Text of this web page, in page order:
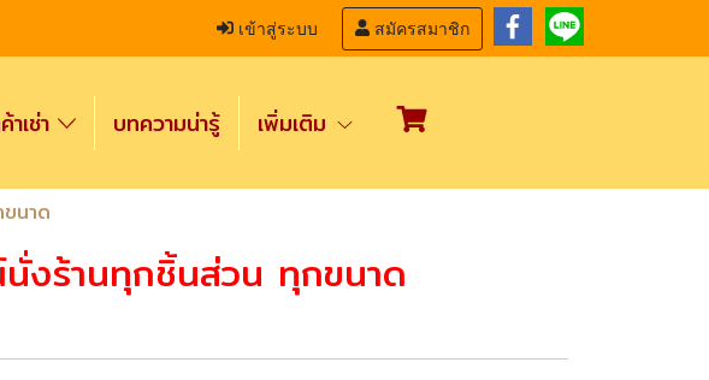
เข้าสู่ระบบ สมัครสมาชิก
าเช่า บทความน่ารู้ เพิ่มเติม
นาด
งร้านทุกชิ้นส่วน ทุกขนาด